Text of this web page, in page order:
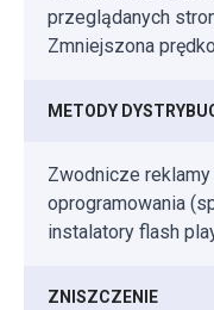
przeglądanych
Zmniejszona
METODY
Zwodnicze
oprogramowania
instalatory flash
ZNISZCZENIE